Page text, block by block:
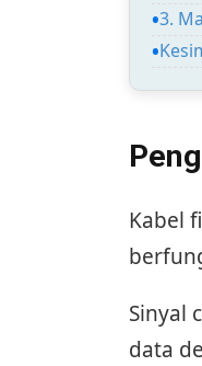
3.
Kabel
Sinyal
data